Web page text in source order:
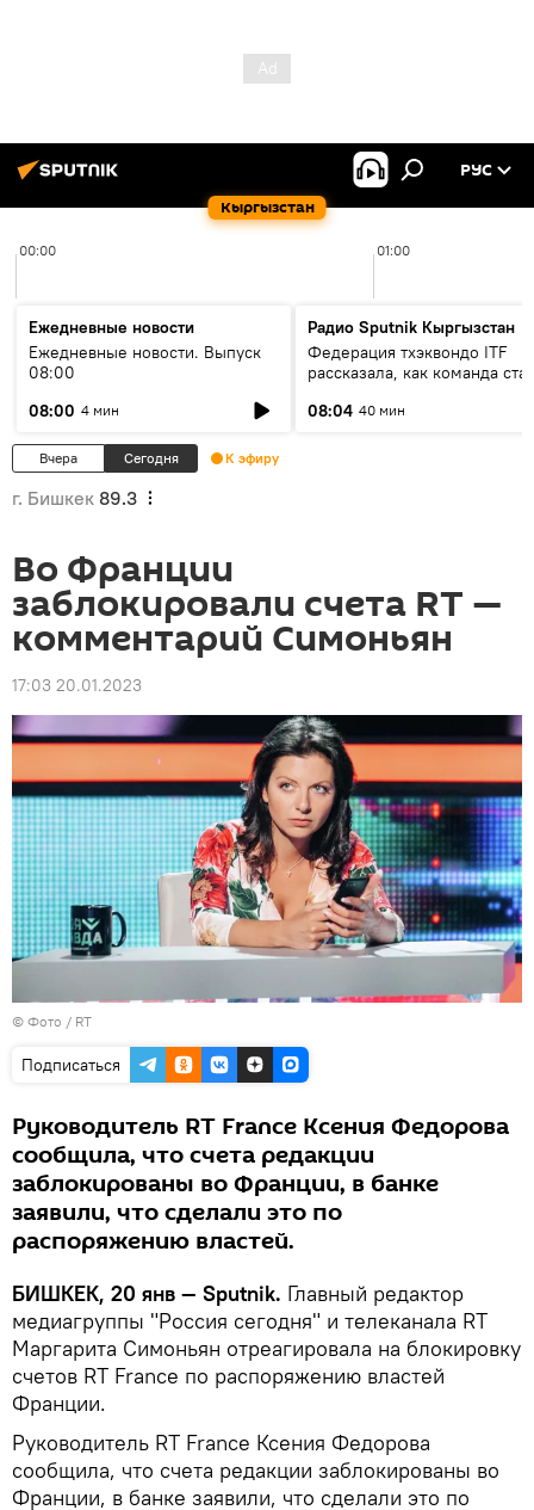
Кыргызстан
РУС
00:00 01:00
Ежедневные новости
Ежедневные новости. Выпуск
08:00
08:00 4 мин
Радио Sputnik Кыргызстан
Федерация тхэквондо ITF
рассказала, как команда
08:04 40 мин
Вчера Сегодня К эфиру
г. Бишкек 89.3
Во Франции
заблокировали счета RT —
комментарий Симоньян
17:03 20.01.2023
© Фото / RT
Подписаться
Руководитель RT France Ксения Федорова
сообщила, что счета редакции
заблокированы во Франции, в банке
заявили, что сделали это по
распоряжению властей.
БИШКЕК, 20 янв — Sputnik. Главный редактор
медиагруппы "Россия сегодня" и телеканала RT
Маргарита Симоньян отреагировала на блокировку
счетов RT France по распоряжению властей
Франции.
Руководитель RT France Ксения Федорова
сообщила, что счета редакции заблокированы во
Франции, в банке заявили, что сделали это по